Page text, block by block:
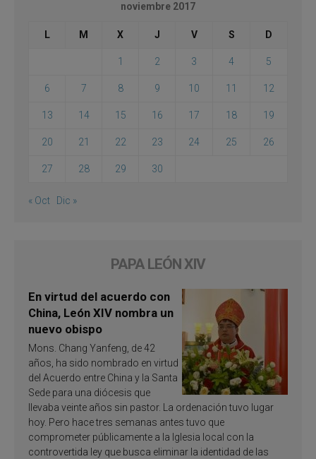
noviembre 2017
L M X J V S D
1 2 3 4 5
6 7 8 9 10 11 12
13 14 15 16 17 18 19
20 21 22 23 24 25 26
27 28 29 30
« Oct Dic »
PAPA LEÓN XIV
En virtud del acuerdo con
China, León XIV nombra un
nuevo obispo
Mons. Chang Yanfeng, de 42
años, ha sido nombrado en virtud
del Acuerdo entre China y la Santa
Sede para una diócesis que
llevaba veinte años sin pastor. La ordenación tuvo lugar
hoy. Pero hace tres semanas antes tuvo que
comprometer públicamente a la Iglesia local con la
controvertida ley que busca eliminar la identidad de las